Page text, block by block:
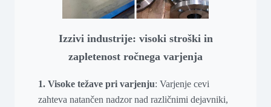
Izzivi industrije: visoki stroški in
zapletenost ročnega varjenja
1. Visoke težave pri varjenju: Varjenje cevi
zahteva natančen nadzor nad različnimi dejavniki,